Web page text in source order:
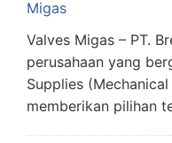
Valves Migas – PT.
perusahaan yang
Supplies
memberikan pilihan